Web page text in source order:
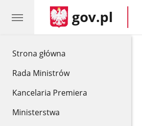
Strona główna
Rada Ministrów
Kancelaria Premiera
Ministerstwa
gov.pl